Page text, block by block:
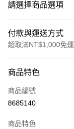
請選擇商品選項
付款與運送方式
超取滿NT$1,000免運
信用卡一次付款
超商取貨付款
商品特色
商品編號
8685140
商品特色